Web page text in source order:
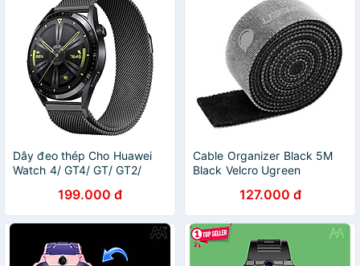
Dây đeo thép Cho Huawei
Watch 4/ GT4/ GT/ GT2/
Honor Watch Magic Size
22mm, Kai.N Milan_ Hàng
chính hãng
199.000 đ
Cable Organizer Black 5M
Black Velcro Ugreen
127.000 đ